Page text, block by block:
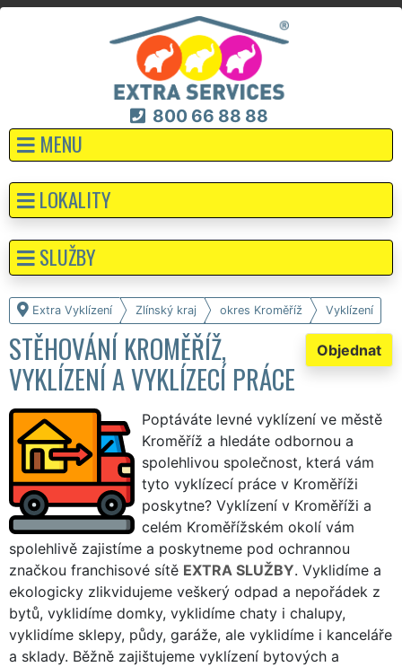
800 66 88 88
MENU
Extra Vyklízení Zlínský kraj okres Kroměříž Vyklízení
Objednat
STĚHOVÁNÍ KROMĚŘÍŽ,
VYKLÍZENÍ A VYKLÍZECÍ PRÁCE
Poptáváte levné vyklízení ve městě
Kroměříž a hledáte odbornou a
spolehlivou společnost, která vám
tyto vyklízecí práce v Kroměříži
poskytne? Vyklízení v Kroměříži a
celém Kroměřížském okolí vám
spolehlivě zajistíme a poskytneme pod ochrannou
značkou franchisové sítě EXTRA SLUŽBY. Vyklidíme a
ekologicky zlikvidujeme veškerý odpad a nepořádek z
bytů, vyklidíme domky, vyklidíme chaty i chalupy,
vyklidíme sklepy, půdy, garáže, ale vyklidíme i kanceláře
a sklady. Běžně zajištujeme vyklízení bytových a
LOKALITY
SLUŽBY